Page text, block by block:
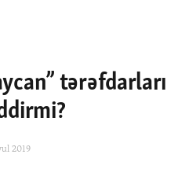
tərəfdarları
2019